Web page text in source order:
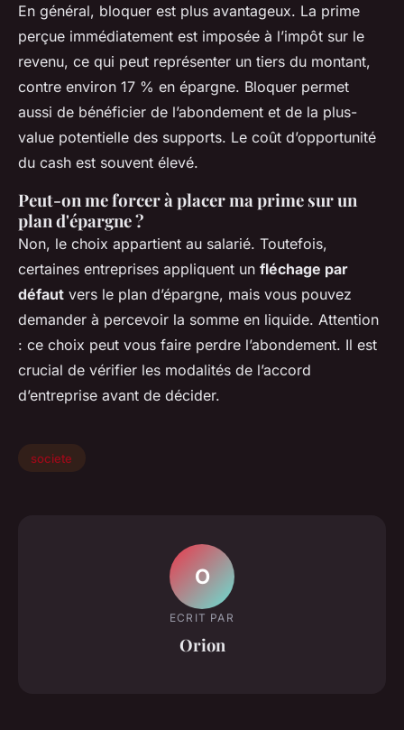
En général, bloquer est plus avantageux. La prime
perçue immédiatement est imposée à l’impôt sur le
revenu, ce qui peut représenter un tiers du montant,
contre environ 17 % en épargne. Bloquer permet
aussi de bénéficier de l’abondement et de la plus-
value potentielle des supports. Le coût d’opportunité
du cash est souvent élevé.
Peut-on me forcer à placer ma prime sur un
plan d'épargne ?
Non, le choix appartient au salarié. Toutefois,
certaines entreprises appliquent un fléchage par
défaut vers le plan d’épargne, mais vous pouvez
demander à percevoir la somme en liquide. Attention
: ce choix peut vous faire perdre l’abondement. Il est
crucial de vérifier les modalités de l’accord
d’entreprise avant de décider.
societe
O
ECRIT PAR
Orion